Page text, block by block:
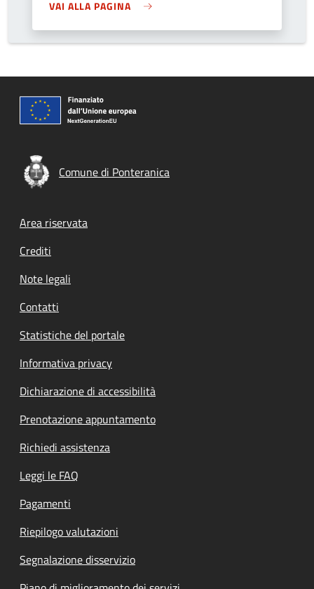
VAI ALLA PAGINA
Comune di Ponteranica
Footer menu
Area riservata
Crediti
Note legali
Contatti
Statistiche del portale
Informativa privacy
Dichiarazione di accessibilità
Prenotazione appuntamento
Richiedi assistenza
Leggi le FAQ
Pagamenti
Riepilogo valutazioni
Segnalazione disservizio